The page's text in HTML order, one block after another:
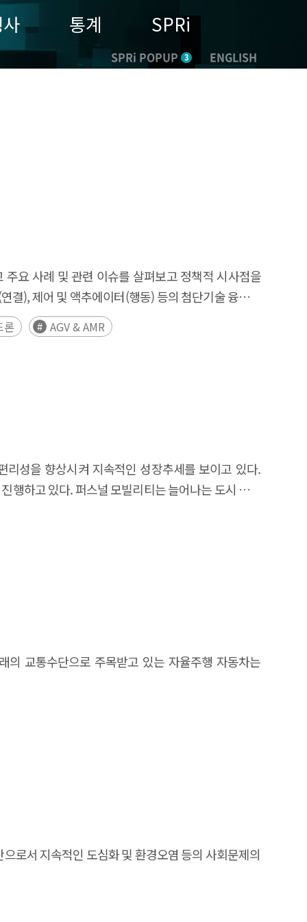
통계 SPRi
SPRi POPUP 3 ENGLISH
요 사례 및 관련 이슈를 살펴보고 정책적 시사점을
), 제어 및 액추에이터(행동) 등의 첨단기술 융합을
으로 정의된다. 주요 기술 수준과 형태에 따라 △
업 전반의 자동화·지능화 수요를 중심으로 새로운
, 산업 생태계 및 인력양성, 법제 정비 및 국제 협력
of Physical AI in both technological and
challenges of Physical AI, ultimately deriving
technologies such as AI foundation models
and control systems with actuators
configurations and implementation
AMR-type systems, each tailored to specific
frameworks and ethical standards.
encompassing R&D, industrial ecosystem
론 AGV & AMR
성을 향상시켜 지속적인 성장추세를 보이고 있다.
하고 있다. 퍼스널 모빌리티는 늘어나는 도시 인구
하는 동향을 살펴보고자 한다. 향후 자율주행 기술
교통수단으로 주목받고 있는 자율주행 자동차는
로서 지속적인 도심화 및 환경오염 등의 사회문제의